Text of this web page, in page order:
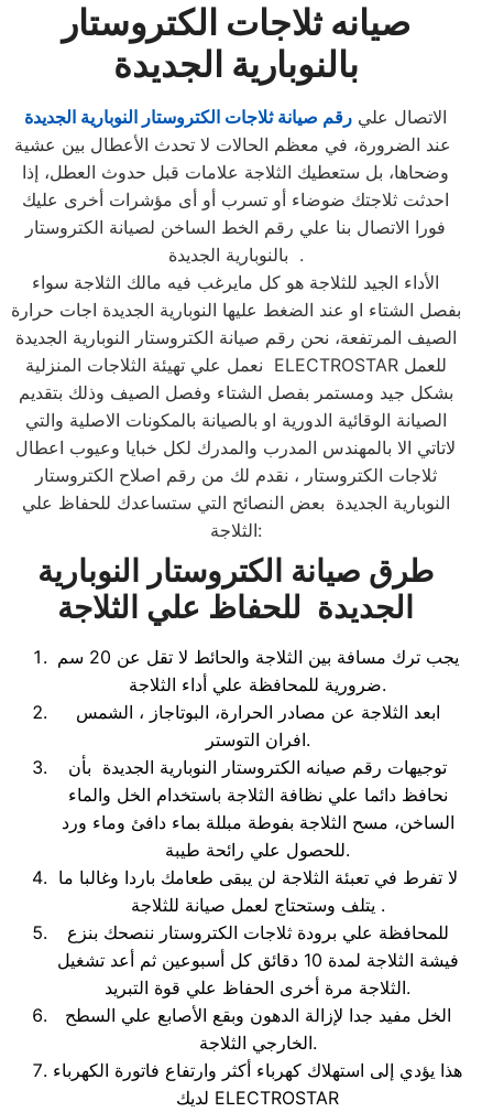
صيانه ثلاجات الكتروستار
بالنوبارية الجديدة
الاتصال علي رقم صيانة ثلاجات الكتروستار النوبارية الجديدة
عند الضرورة، في معظم الحالات لا تحدث الأعطال بين عشية
وضحاها، بل ستعطيك الثلاجة علامات قبل حدوث العطل، إذا
احدثت ثلاجتك ضوضاء أو تسرب أو أى مؤشرات أخرى عليك
فورا الاتصال بنا علي رقم الخط الساخن لصيانة الكتروستار
بالنوبارية الجديدة .
الأداء الجيد للثلاجة هو كل مايرغب فيه مالك الثلاجة سواء
بفصل الشتاء او عند الضغط عليها النوبارية الجديدة اجات حرارة
الصيف المرتفعة، نحن رقم صيانة الكتروستار النوبارية الجديدة
نعمل علي تهيئة الثلاجات المنزلية ELECTROSTAR للعمل
بشكل جيد ومستمر بفصل الشتاء وفصل الصيف وذلك بتقديم
الصيانة الوقائية الدورية او بالصيانة بالمكونات الاصلية والتي
لاتاتي الا بالمهندس المدرب والمدرك لكل خبايا وعيوب اعطال
ثلاجات الكتروستار ، نقدم لك من رقم اصلاح الكتروستار
النوبارية الجديدة بعض النصائح التي ستساعدك للحفاظ علي
الثلاجة:
طرق صيانة الكتروستار النوبارية
الجديدة للحفاظ علي الثلاجة
يجب ترك مسافة بين الثلاجة والحائط لا تقل عن 20 سم
ضرورية للمحافظة علي أداء الثلاجة.
ابعد الثلاجة عن مصادر الحرارة، البوتاجاز ، الشمس
افران التوستر.
توجيهات رقم صيانه الكتروستار النوبارية الجديدة بأن
نحافظ دائما علي نظافة الثلاجة باستخدام الخل والماء
الساخن، مسح الثلاجة بفوطة مبللة بماء دافئ وماء ورد
للحصول علي رائحة طيبة.
لا تفرط في تعبئة الثلاجة لن يبقى طعامك باردا وغالبا ما
يتلف وستحتاج لعمل صيانة للثلاجة .
للمحافظة علي برودة ثلاجات الكتروستار ننصحك بنزع
فيشة الثلاجة لمدة 10 دقائق كل أسبوعين ثم أعد تشغيل
الثلاجة مرة أخرى الحفاظ علي قوة التبريد.
الخل مفيد جدا لإزالة الدهون وبقع الأصابع علي السطح
الخارجي الثلاجة.
هذا يؤدي إلى استهلاك كهرباء أكثر وارتفاع فاتورة الكهرباء
لديك ELECTROSTAR